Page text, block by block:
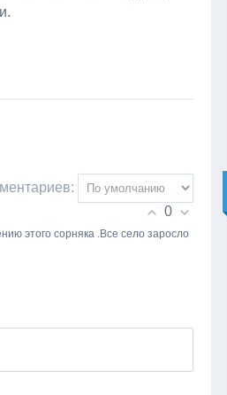
0
этого сорняка .Все село заросло